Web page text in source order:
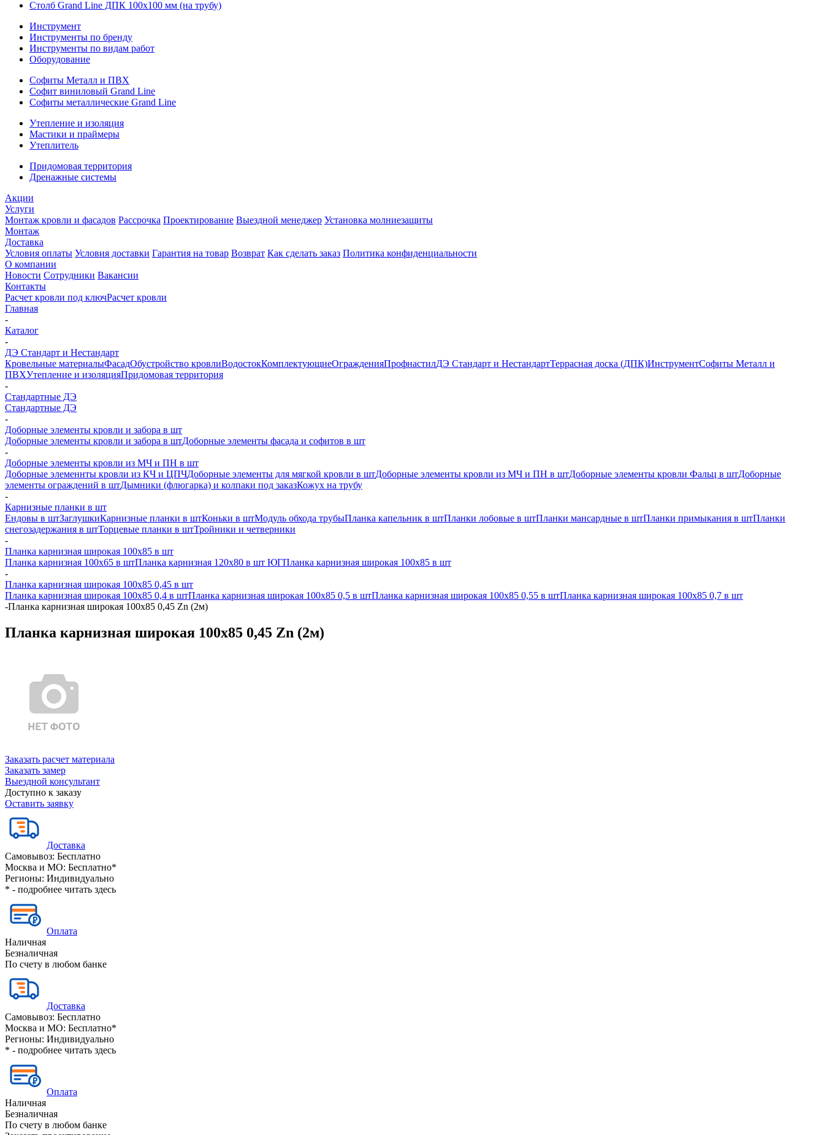
Столб Grand Line ДПК 100х100 мм (на трубу)
Инструмент
Инструменты по бренду
Инструменты по видам работ
Оборудование
Софиты Металл и ПВХ
Софит виниловый Grand Line
Софиты металлические Grand Line
Утепление и изоляция
Мастики и праймеры
Утеплитель
Придомовая территория
Дренажные системы
Акции
Услуги
Монтаж кровли и фасадов Рассрочка Проектирование Выездной менеджер Установка молниезащиты
Монтаж
Доставка
Условия оплаты Условия доставки Гарантия на товар Возврат Как сделать заказ Политика конфиденциальности
О компании
Новости Сотрудники Вакансии
Контакты
Расчет кровли под ключРасчет кровли
Главная
-
Каталог
-
ДЭ Стандарт и Нестандарт
Кровельные материалыФасадОбустройство кровлиВодостокКомплектующиеОгражденияПрофнастилДЭ Стандарт и НестандартТеррасная доска (ДПК)ИнструментСофиты Металл и
ПВХУтепление и изоляцияПридомовая территория
-
Стандартные ДЭ
Стандартные ДЭ
-
Доборные элементы кровли и забора в шт
Доборные элементы кровли и забора в штДоборные элементы фасада и софитов в шт
-
Доборные элементы кровли из МЧ и ПН в шт
Доборные элеменнты кровли из КЧ и ЦПЧДоборные элементы для мягкой кровли в штДоборные элементы кровли из МЧ и ПН в штДоборные элементы кровли Фальц в штДоборные
элементы ограждений в штДымники (флюгарка) и колпаки под заказКожух на трубу
-
Карнизные планки в шт
Ендовы в штЗаглушкиКарнизные планки в штКоньки в штМодуль обхода трубыПланка капельник в штПланки лобовые в штПланки мансардные в штПланки примыкания в штПланки
снегозадержания в штТорцевые планки в штТройники и четверники
-
Планка карнизная широкая 100х85 в шт
Планка карнизная 100х65 в штПланка карнизная 120х80 в шт ЮГПланка карнизная широкая 100х85 в шт
-
Планка карнизная широкая 100х85 0,45 в шт
Планка карнизная широкая 100х85 0,4 в штПланка карнизная широкая 100х85 0,5 в штПланка карнизная широкая 100х85 0,55 в штПланка карнизная широкая 100х85 0,7 в шт
-Планка карнизная широкая 100х85 0,45 Zn (2м)
Планка карнизная широкая 100х85 0,45 Zn (2м)
Заказать расчет материала
Заказать замер
Выездной консультант
Доступно к заказу
Оставить заявку
Доставка
Самовывоз: Бесплатно
Москва и МО: Бесплатно*
Регионы: Индивидуально
* - подробнее читать здесь
Оплата
Наличная
Безналичная
По счету в любом банке
Доставка
Самовывоз: Бесплатно
Москва и МО: Бесплатно*
Регионы: Индивидуально
* - подробнее читать здесь
Оплата
Наличная
Безналичная
По счету в любом банке